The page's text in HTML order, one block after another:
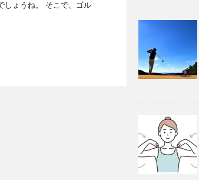
しょうね。 そこで、ゴル